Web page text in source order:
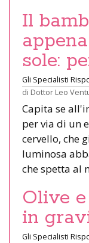
Il
sole:
Gli Specialisti
di Dottor Leo
Capita se
per via di un
cervello, che
luminosa
che spetta al
Olive
in
Gli Specialisti